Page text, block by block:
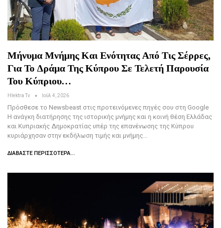
Μήνυμα Μνήμης Και Ενότητας Από Τις Σέρρες,
Για Το Δράμα Της Κύπρου Σε Τελετή Παρουσία
Του Κύπριου…
Hlektra Tv Ιούλ 4, 2026
Πρόσθεσε το Newsbeast στις προτεινόμενες πηγές σου στη Google
Η ανάγκη διατήρησης της ιστορικής μνήμης και η κοινή θέση Ελλάδας
και Κυπριακής Δημοκρατίας υπέρ της επανένωσης της Κύπρου
κυριάρχησαν στην εκδήλωση τιμής και μνήμης…
ΔΙΑΒΆΣΤΕ ΠΕΡΙΣΣΌΤΕΡΑ...